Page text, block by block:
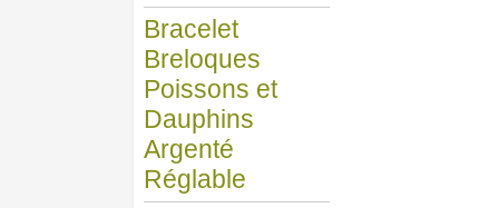
Bracelet
Breloques
Poissons et
Dauphins
Argenté
Réglable